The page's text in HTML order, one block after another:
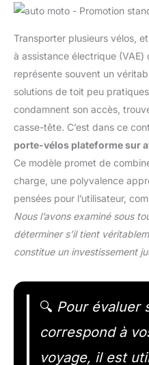
Transporter plusieurs vélos,
à assistance électrique (VAE)
représente souvent un
solutions de toit peu
condamnent son accès,
casse-tête. C’est dans ce
porte-vélos plateforme sur
Ce modèle promet de
charge, une polyvalence
pensées pour l’utilisateur,
Nous l’avons examiné sous
déterminer s’il tient
constitue un investissement
🔍 Pour évaluer
correspond à
voyage, il est